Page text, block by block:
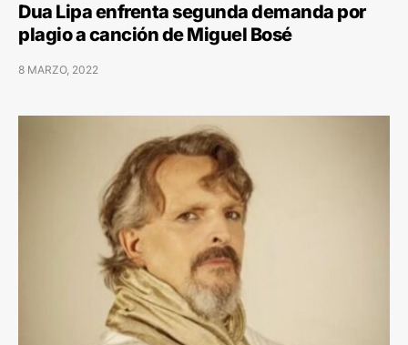
Dua Lipa enfrenta segunda demanda por
plagio a canción de Miguel Bosé
8 MARZO, 2022